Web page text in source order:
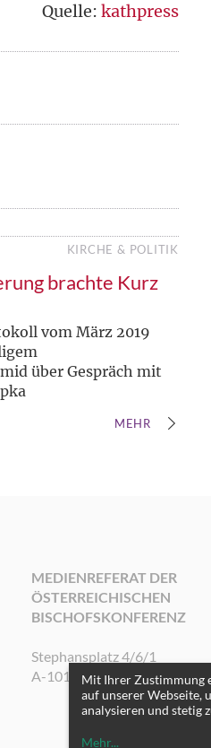
Quelle: kathpress
KIRCHE & POLITIK
brachte Kurz
vom März 2019
über Gespräch mit
MEHR
MEDIENREFERAT DER
ÖSTERREICHISCHEN
BISCHOFSKONFERENZ
Stephansplatz 4/6/1
A-1010 WienMit Ihrer Zustimmung
auf unserer Webseite,
analysieren und stetig
Mehr...